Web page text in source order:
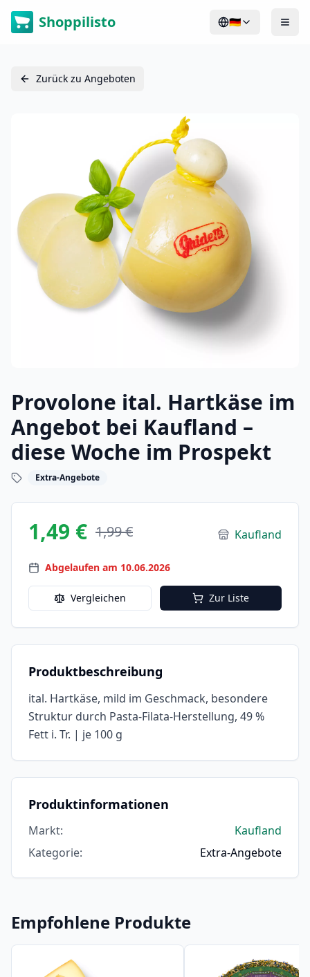
Shoppilisto 🇩🇪
Zurück zu Angeboten
Provolone ital. Hartkäse im
Angebot bei Kaufland –
diese Woche im Prospekt
Extra-Angebote
1,49 € 1,99 € Kaufland
Abgelaufen am 10.06.2026
Vergleichen Zur Liste
Produktbeschreibung
ital. Hartkäse, mild im Geschmack, besondere
Struktur durch Pasta-Filata-Herstellung, 49 %
Fett i. Tr. | je 100 g
Produktinformationen
Markt:
Kaufland
Kategorie: Extra-Angebote
Empfohlene Produkte